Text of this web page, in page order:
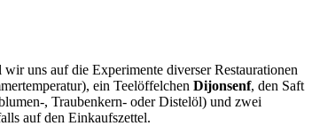
uns auf die Experimente diverser Restaurationen
ein Teelöffelchen Dijonsenf, den Saft
, Traubenkern- oder Distelöl) und zwei
auf den Einkaufszettel.